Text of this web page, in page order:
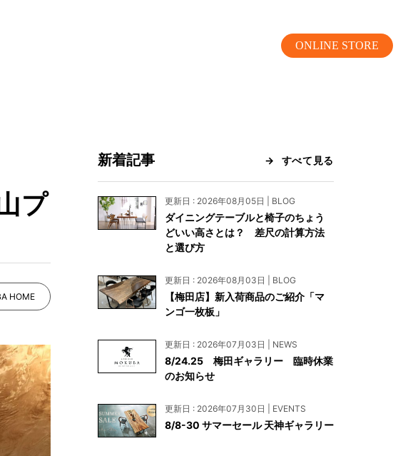
ONLINE STORE
荷情報
事例
例（住宅・インテリア）
例（店舗・オフィス）
ィネート集
よくあるご質問
お問い合わせ
資料請求
工務店様・設計会社様向けお問い合わせ
一枚板買い取りに関して
プ
HOME
新着記事 すべて見る
更新日 : 2026年08月05日 | BLOG
ダイニングテーブルと椅子のちょう
どいい高さとは？ 差尺の計算方法
と選び方
更新日 : 2026年08月03日 | BLOG
【梅田店】新入荷商品のご紹介「マ
ンゴ一枚板」
更新日 : 2026年07月03日 | NEWS
8/24.25 梅田ギャラリー 臨時休業
のお知らせ
更新日 : 2026年07月30日 | EVENTS
8/8-30 サマーセール 天神ギャラリー